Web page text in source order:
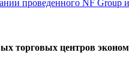
проведенного NF Group
торговых центров